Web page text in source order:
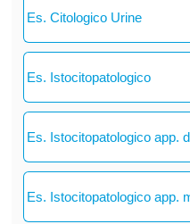
Es. Citologico Urine
Es. Istocitopatologico
Es. Istocitopatologico app.
Es. Istocitopatologico app.